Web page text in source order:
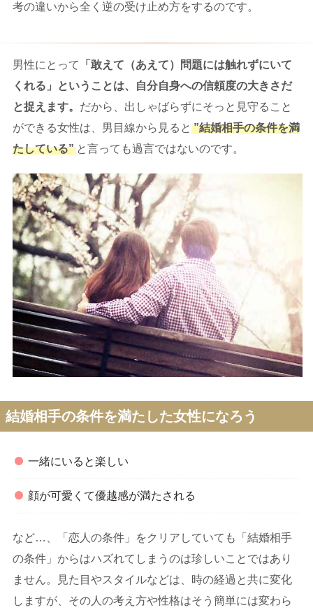
考の違いから全く逆の受け止め方をするのです。
男性にとって
「敢えて（あえて）問題には触れずにいて
くれる」ということは、自分自身への信頼度の大きさだ
と捉えます。 だから、出しゃばらずにそっと見守ること
ができる女性は、男目線から見ると ”結婚相手の条件を満
たしている” と言っても過言ではないのです。
結婚相手の条件を満たした女性になろう
一緒にいると楽しい
顔が可愛くて優越感が満たされる
など…、「恋人の条件」をクリアしていても「結婚相手
の条件」からはハズれてしまうのは珍しいことではあり
ません。見た目やスタイルなどは、時の経過と共に変化
しますが、その人の考え方や性格はそう簡単には変わら